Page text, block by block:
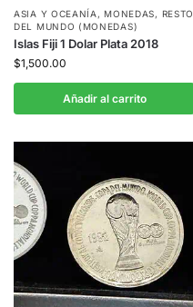
ASIA Y OCEANÍA , MONEDAS, RESTO
DEL MUNDO (MONEDAS)
Islas Fiji 1 Dolar Plata 2018
$1,500.00
Añadir al carrito